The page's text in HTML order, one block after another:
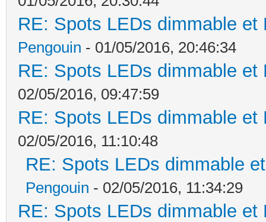
RE: Spots LEDs dimmable
Pengouin - 01/05/2016, 20:46:34
RE: Spots LEDs dimmable
02/05/2016, 09:47:59
RE: Spots LEDs dimmable
02/05/2016, 11:10:48
RE: Spots LEDs dimmable
Pengouin - 02/05/2016, 11:34:29
RE: Spots LEDs dimmable